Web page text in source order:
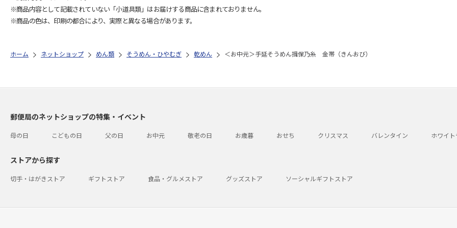
※商品内容として記載されていない「小道具類」はお届けする商品に含まれておりません。
※商品の色は、印刷の都合により、実際と異なる場合があります。
ホーム ネットショップ めん類 そうめん・ひやむぎ 乾めん ＜お中元＞手延そうめん揖保乃糸 金帯（きんおび）
郵便局のネットショップの特集・イベント
母の日 こどもの日 父の日 お中元 敬老の日 お歳暮 おせち クリスマス バレンタイン ホワイ
ストアから探す
切手・はがきストア ギフトストア 食品・グルメストア グッズストア ソーシャルギフトストア